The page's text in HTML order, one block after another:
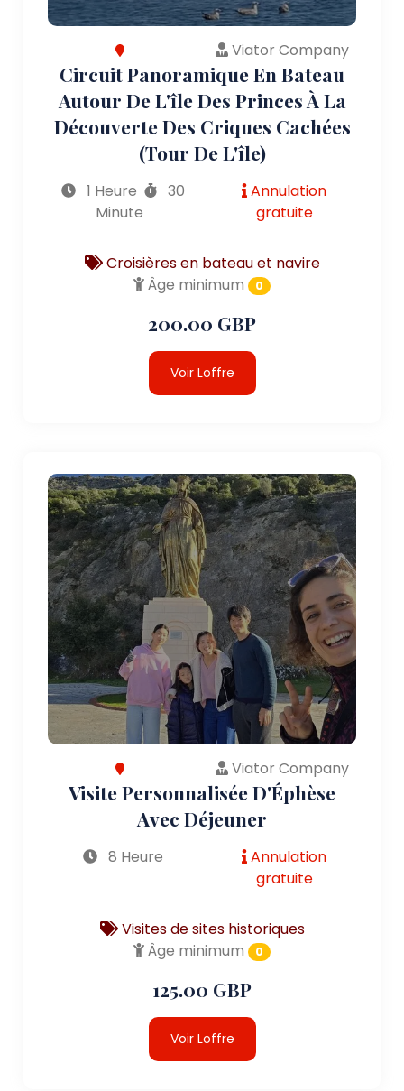
Viator Company
Circuit Panoramique En Bateau
Autour De L'île Des Princes À La
Découverte Des Criques Cachées
(tour De L'île)
1 Heure
30
Minute
Annulation
gratuite
Croisières en bateau et navire
Âge minimum
0
200.00 GBP
Voir Loffre
Viator Company
Visite Personnalisée D'Éphèse
Avec Déjeuner
8 Heure
Annulation
gratuite
Visites de sites historiques
Âge minimum
0
125.00 GBP
Voir Loffre